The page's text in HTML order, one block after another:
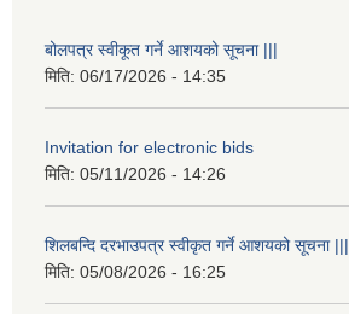
बोलपत्र स्वीकूत गर्ने आशयको सूचना |||
मिति: 06/17/2026 - 14:35
Invitation for electronic bids
मिति: 05/11/2026 - 14:26
शिलबन्दि दरभाउपत्र स्वीकृत गर्ने आशयको सूचना |||
मिति: 05/08/2026 - 16:25